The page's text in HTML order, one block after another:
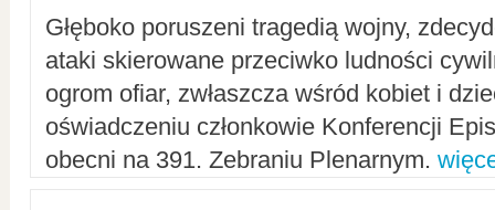
Głęboko poruszeni tragedią wojny,
ataki skierowane przeciwko ludności
ogrom ofiar, zwłaszcza wśród kobiet i
oświadczeniu członkowie Konferencji
obecni na 391. Zebraniu Plenarnym.